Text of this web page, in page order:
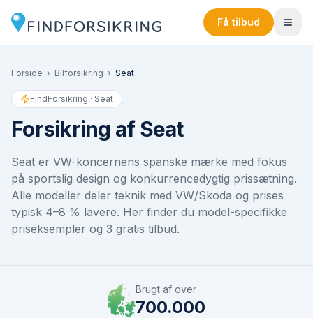
Få tilbud
Forside › Bilforsikring › Seat
FindForsikring · Seat
Forsikring afSeat
Seat er VW-koncernens spanske mærke med fokus
på sportslig design og konkurrencedygtig prissætning.
Alle modeller deler teknik med VW/Skoda og prises
typisk 4–8 % lavere. Her finder du model-specifikke
priseksempler og 3 gratis tilbud.
Brugt af over
700.000